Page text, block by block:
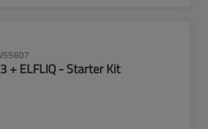
+ ELFLIQ - Starter Kit